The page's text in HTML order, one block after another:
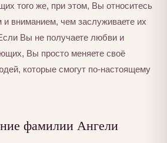
того же, при этом, Вы относитесь
и вниманием, чем заслуживаете их
Вы не получаете любви и
Вы просто меняете своё
которые смогут по-настоящему
фамилии Ангели